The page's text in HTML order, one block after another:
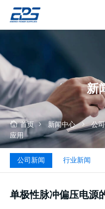
性
冲
偏
压
电
源
特
新
首页 新闻中心 公
应用
公司新闻 行业新闻
单极性脉冲偏压电源